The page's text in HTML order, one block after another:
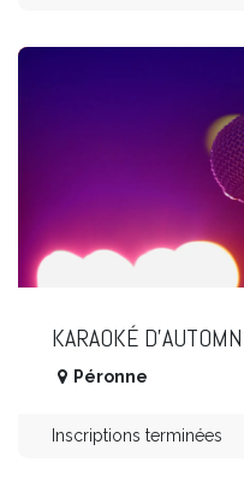
KARAOKÉ
Péronne
Inscriptions terminées